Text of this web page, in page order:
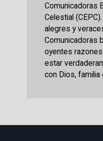
Comunicadoras
Celestial
alegres y
Comunicadoras
oyentes
estar
con Dios, familia